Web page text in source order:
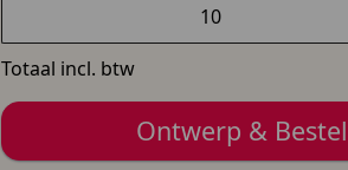
Totaal incl. btw
Ontwerp & Bestel